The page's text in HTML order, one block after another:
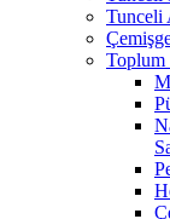
Tunceli
Toplum